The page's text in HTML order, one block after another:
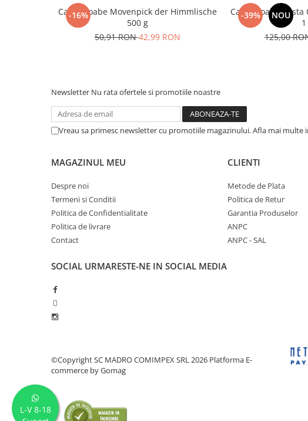
-16%
Cafea boabe Movenpick der Himmlische
500 g
50,91 RON42,99 RON
-39% NOU
Cafea boabe
125,00
Newsletter Nu rata ofertele si promotiile noastre
Vreau sa primesc newsletter cu promotiile magazinului. Afla mai multe
MAGAZINUL MEU
Despre noi
Termeni si Conditii
Politica de Confidentialitate
Politica de livrare
Contact
CLIENTI
Metode de Plata
Politica de Retur
Garantia Produselor
ANPC
ANPC - SAL
SOCIAL URMARESTE-NE IN SOCIAL MEDIA
©Copyright SC MADRO COMIMPEX SRL 2026 Platforma E-
commerce by Gomag
L-V 8-18